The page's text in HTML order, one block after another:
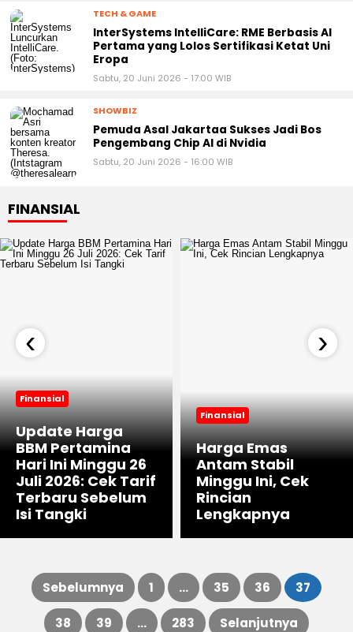
TECH & GAME
InterSystems IntelliCare: RME Berbasis AI
Pertama yang Lolos Sertifikasi Ketat Uni
Eropa
Sabtu, 20 Juni 2026 - 17:00 WIB
SHOWBIZ
Pemuda Asal Jakartaa Sukses Jadi Bos
Pengembang Chip AI di Nvidia
Sabtu, 20 Juni 2026 - 16:00 WIB
FINANSIAL
Finansial
Update Harga
BBM Pertamina
Hari Ini Minggu 26
Juli 2026: Cek Tarif
Terbaru Sebelum
Isi Tangki
Finansial
Harga Emas
Antam Stabil
Minggu Ini, Cek
Rincian
Lengkapnya
‹ ›
Paginasi
Sebelumnya 1 … 35 36 37
38 39 … 283 Selanjutnya